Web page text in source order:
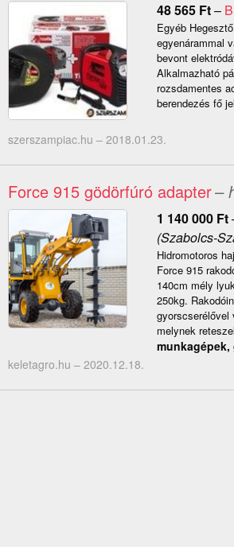
48 565 Ft–
Egyéb
egyenárammal
bevont
Alkalmazható
rozsdamentes
berendezés fő
szerszampiac.hu – 2018.01.23.
Force 915 gödörfúró adapter–
1 140 000 Ft
(Szabolcs-
Hidromotoros
Force 915
140cm mély
250kg.
gyorscserélővel
melynek
keletagro.hu – 2020.12.18.